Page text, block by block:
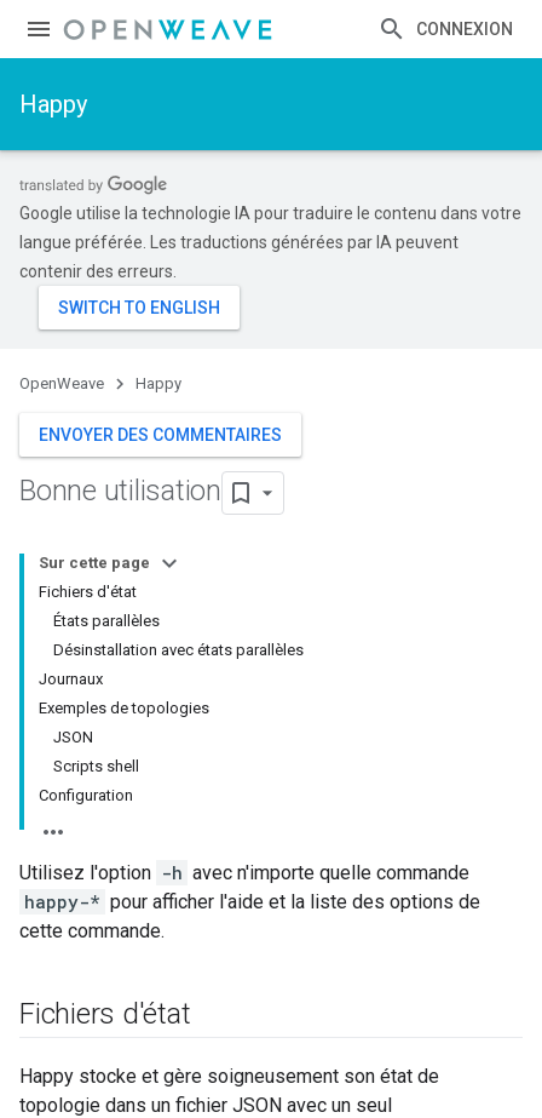
CONNEXION
Happy
Google utilise la technologie IA pour traduire le contenu dans votre
langue préférée. Les traductions générées par IA peuvent
contenir des erreurs.
OpenWeave Happy
ENVOYER DES COMMENTAIRES
Bonne utilisation
Sur cette page
Fichiers d'état
États parallèles
Désinstallation avec états parallèles
Journaux
Exemples de topologies
JSON
Scripts shell
Configuration
Utilisez l'option -h avec n'importe quelle commande
happy-* pour afficher l'aide et la liste des options de
cette commande.
Fichiers d'état
Happy stocke et gère soigneusement son état de
topologie dans un fichier JSON avec un seul